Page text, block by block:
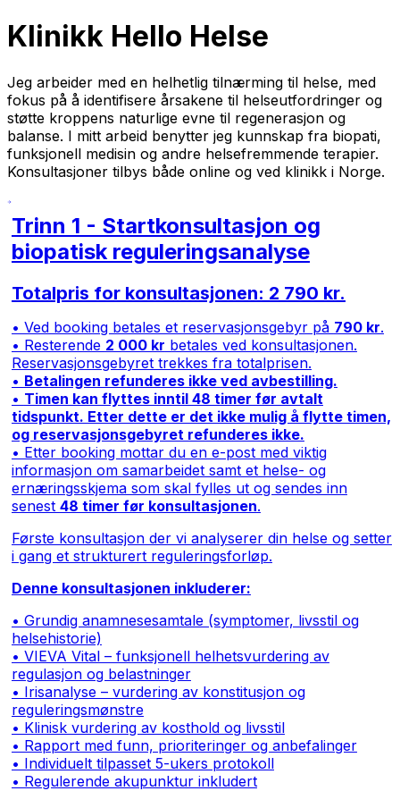
Klinikk Hello Helse
Jeg arbeider med en helhetlig tilnærming til helse, med
fokus på å identifisere årsakene til helseutfordringer og
støtte kroppens naturlige evne til regenerasjon og
balanse. I mitt arbeid benytter jeg kunnskap fra biopati,
funksjonell medisin og andre helsefremmende terapier.
Konsultasjoner tilbys både online og ved klinikk i Norge.
Trinn 1 - Startkonsultasjon og
biopatisk reguleringsanalyse
Totalpris for konsultasjonen: 2 790 kr.
• Ved booking betales et reservasjonsgebyr på 790 kr.
• Resterende 2 000 kr betales ved konsultasjonen.
Reservasjonsgebyret trekkes fra totalprisen.
• Betalingen refunderes ikke ved avbestilling.
• Timen kan flyttes inntil 48 timer før avtalt
tidspunkt. Etter dette er det ikke mulig å flytte timen,
og reservasjonsgebyret refunderes ikke.
• Etter booking mottar du en e-post med viktig
informasjon om samarbeidet samt et helse- og
ernæringsskjema som skal fylles ut og sendes inn
senest 48 timer før konsultasjonen.
Første konsultasjon der vi analyserer din helse og setter
i gang et strukturert reguleringsforløp.
Denne konsultasjonen inkluderer:
• Grundig anamnesesamtale (symptomer, livsstil og
helsehistorie)
• VIEVA Vital – funksjonell helhetsvurdering av
regulasjon og belastninger
• Irisanalyse – vurdering av konstitusjon og
reguleringsmønstre
• Klinisk vurdering av kosthold og livsstil
• Rapport med funn, prioriteringer og anbefalinger
• Individuelt tilpasset 5-ukers protokoll
• Regulerende akupunktur inkludert